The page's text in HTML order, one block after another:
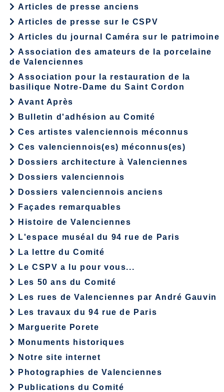
Articles de presse anciens
Articles de presse sur le CSPV
Articles du journal Caméra sur le patrimoine
Association des amateurs de la porcelaine
de Valenciennes
Association pour la restauration de la
basilique Notre-Dame du Saint Cordon
Avant Après
Bulletin d'adhésion au Comité
Ces artistes valenciennois méconnus
Ces valenciennois(es) méconnus(es)
Dossiers architecture à Valenciennes
Dossiers valenciennois
Dossiers valenciennois anciens
Façades remarquables
Histoire de Valenciennes
L'espace muséal du 94 rue de Paris
La lettre du Comité
Le CSPV a lu pour vous...
Les 50 ans du Comité
Les rues de Valenciennes par André Gauvin
Les travaux du 94 rue de Paris
Marguerite Porete
Monuments historiques
Notre site internet
Photographies de Valenciennes
Publications du Comité